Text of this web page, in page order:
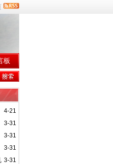
板
4-21
3-31
3-31
3-31
3-31